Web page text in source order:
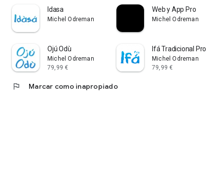
Idasa
Michel Odreman
Web y App Pro
Michel Odreman
Ojú Odù
Michel Odreman
79,99 €
Ifá Tradicional Pro
Michel Odreman
79,99 €
flag Marcar como inapropiado